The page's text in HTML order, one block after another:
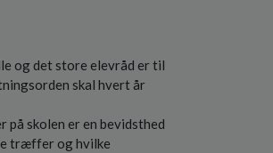
og det store elevråd er til
skal hvert år
på skolen er en bevidsthed
træffer og hvilke